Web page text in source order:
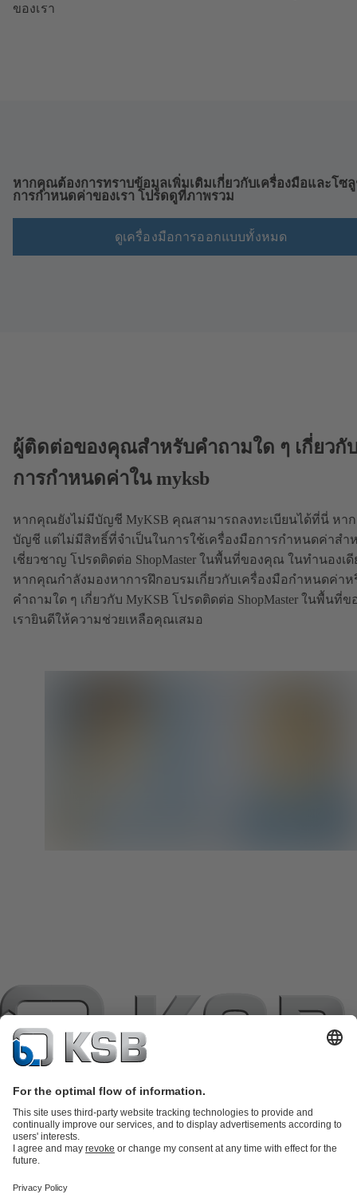
ของเรา
หากคุณต้องการทราบข้อมูลเพิ่มเติมเกี่ยวกับเครื่องมือและโซ
การกำหนดค่าของเรา โปรดดูที่ภาพรวม
ดูเครื่องมือการออกแบบทั้งหมด
ผู้ติดต่อของคุณสำหรับคำถามใด ๆ เกี่ยวกั
การกำหนดค่าใน myksb
หากคุณยังไม่มีบัญชี MyKSB คุณสามารถลงทะเบียนได้ที่นี่ หา
บัญชี แต่ไม่มีสิทธิ์ที่จำเป็นในการใช้เครื่องมือการกำหนดค่าสำ
เชี่ยวชาญ โปรดติดต่อ ShopMaster ในพื้นที่ของคุณ ในทำนองเ
หากคุณกำลังมองหาการฝึกอบรมเกี่ยวกับเครื่องมือกำหนดค่าห
คำถามใด ๆ เกี่ยวกับ MyKSB โปรดติดต่อ ShopMaster ในพื้นที่
เรายินดีให้ความช่วยเหลือคุณเสมอ
แค็ตตาล็อกผลิตภัณฑ์อะไหล่บริการด้านเทคนิคตะกร้าสินค้า
เทคโนโลยีสำหรับงานน้ำเสีย